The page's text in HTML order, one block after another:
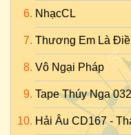
NhạcCL
Thương Em Là
Vô Ngại Pháp
Tape Thúy Nga
Hải Âu CD167 -